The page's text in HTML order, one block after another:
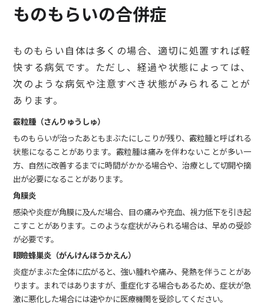
ものもらいの合併症
ものもらい自体は多くの場合、適切に処置すれば軽
快する病気です。ただし、経過や状態によっては、
次のような病気や注意すべき状態がみられることが
あります。
霰粒腫（さんりゅうしゅ）
ものもらいが治ったあともまぶたにしこりが残り、霰粒腫と呼ばれる
状態になることがあります。霰粒腫は痛みを伴わないことが多い一
方、自然に改善するまでに時間がかかる場合や、治療として切開や摘
出が必要になることがあります。
角膜炎
感染や炎症が角膜に及んだ場合、目の痛みや充血、視力低下を引き起
こすことがあります。このような症状がみられる場合は、早めの受診
が必要です。
眼瞼蜂巣炎（がんけんほうかえん）
炎症がまぶた全体に広がると、強い腫れや痛み、発熱を伴うことがあ
ります。まれではありますが、重症化する場合もあるため、症状が急
激に悪化した場合には速やかに医療機関を受診してください。